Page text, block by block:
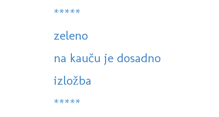
*****
zeleno
na kauču je dosadno
izložba
*****